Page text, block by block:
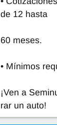
de 12 hasta
60 meses.
• Mínimos
¡Ven a
rar un auto!